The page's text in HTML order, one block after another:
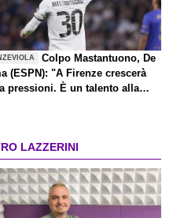
Colpo Mastantuono, De
(ESPN): "A Firenze crescerà
pressioni. È un talento alla
LAZZERINI